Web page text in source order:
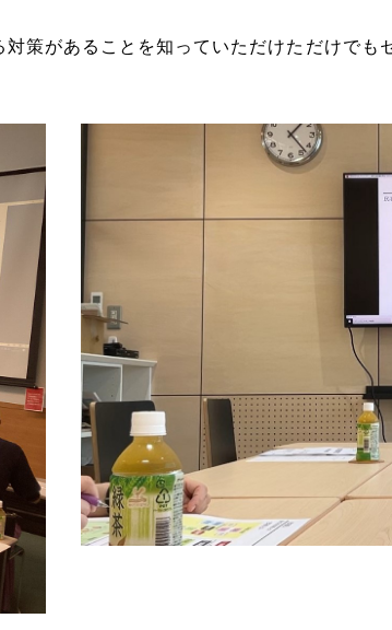
策があることを知っていただけただけでも